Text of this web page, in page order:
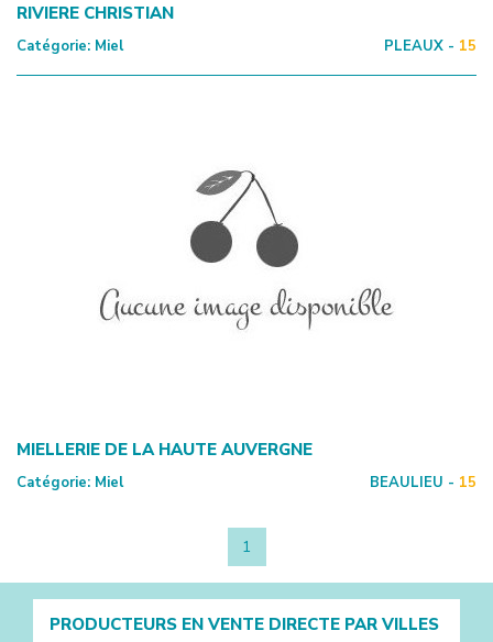
RIVIERE CHRISTIAN
Catégorie: Miel PLEAUX - 15
MIELLERIE DE LA HAUTE AUVERGNE
Catégorie: Miel BEAULIEU - 15
1
PRODUCTEURS EN VENTE DIRECTE PAR VILLES